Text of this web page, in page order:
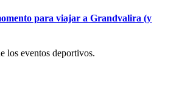
para viajar a Grandvalira (y